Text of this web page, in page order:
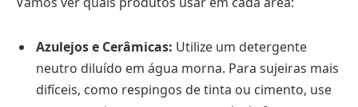
Azulejos e Cerâmicas: Utilize um detergente
neutro diluído em água morna. Para sujeiras mais
difíceis, como respingos de tinta ou cimento, use